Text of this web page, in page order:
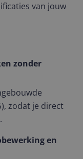
van jouw
zonder
zodat je direct
en